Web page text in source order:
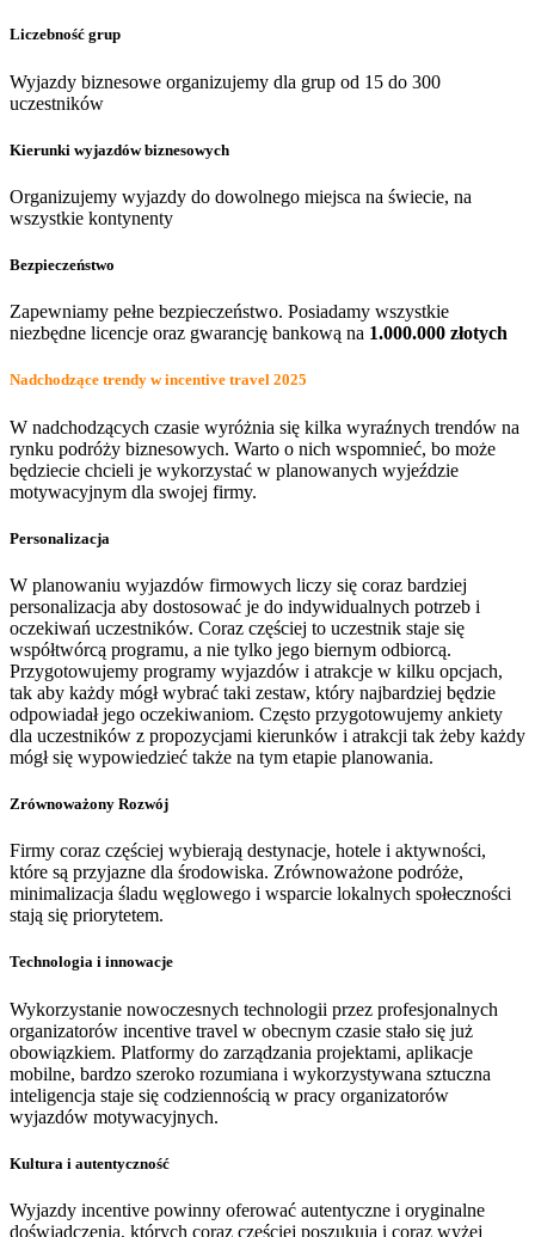
Liczebność grup
Wyjazdy biznesowe organizujemy dla grup od 15 do 300
uczestników
Kierunki wyjazdów biznesowych
Organizujemy wyjazdy do dowolnego miejsca na świecie, na
wszystkie kontynenty
Bezpieczeństwo
Zapewniamy pełne bezpieczeństwo. Posiadamy wszystkie
niezbędne licencje oraz gwarancję bankową na 1.000.000 złotych
Nadchodzące trendy w incentive travel 2025
W nadchodzących czasie wyróżnia się kilka wyraźnych trendów na
rynku podróży biznesowych. Warto o nich wspomnieć, bo może
będziecie chcieli je wykorzystać w planowanych wyjeździe
motywacyjnym dla swojej firmy.
Personalizacja
W planowaniu wyjazdów firmowych liczy się coraz bardziej
personalizacja aby dostosować je do indywidualnych potrzeb i
oczekiwań uczestników. Coraz częściej to uczestnik staje się
współtwórcą programu, a nie tylko jego biernym odbiorcą.
Przygotowujemy programy wyjazdów i atrakcje w kilku opcjach,
tak aby każdy mógł wybrać taki zestaw, który najbardziej będzie
odpowiadał jego oczekiwaniom. Często przygotowujemy ankiety
dla uczestników z propozycjami kierunków i atrakcji tak żeby każdy
mógł się wypowiedzieć także na tym etapie planowania.
Zrównoważony Rozwój
Firmy coraz częściej wybierają destynacje, hotele i aktywności,
które są przyjazne dla środowiska. Zrównoważone podróże,
minimalizacja śladu węglowego i wsparcie lokalnych społeczności
stają się priorytetem.
Technologia i innowacje
Wykorzystanie nowoczesnych technologii przez profesjonalnych
organizatorów incentive travel w obecnym czasie stało się już
obowiązkiem. Platformy do zarządzania projektami, aplikacje
mobilne, bardzo szeroko rozumiana i wykorzystywana sztuczna
inteligencja staje się codziennością w pracy organizatorów
wyjazdów motywacyjnych.
Kultura i autentyczność
Wyjazdy incentive powinny oferować autentyczne i oryginalne
doświadczenia, których coraz częściej poszukują i coraz wyżej